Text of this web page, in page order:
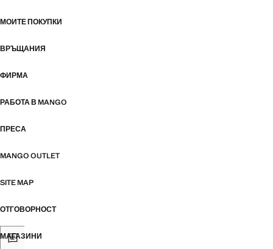
МОИТЕ ПОКУПКИ
ВРЪЩАНИЯ
ФИРМА
РАБОТА В MANGO
ПРЕСА
MANGO OUTLET
SITE MAP
ОТГОВОРНОСТ
МАГАЗИНИ